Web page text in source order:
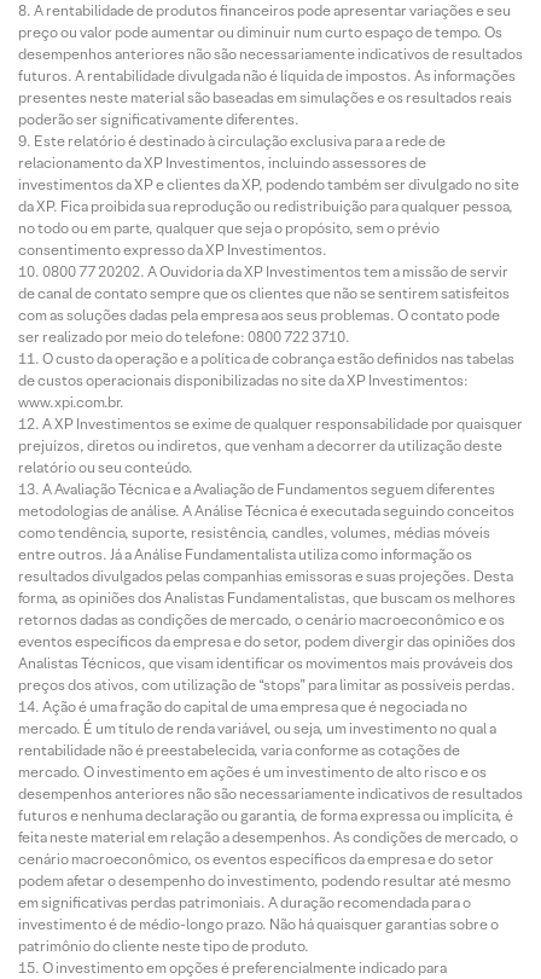
A rentabilidade de produtos financeiros pode apresentar variações e seu
preço ou valor pode aumentar ou diminuir num curto espaço de tempo. Os
desempenhos anteriores não são necessariamente indicativos de resultados
futuros. A rentabilidade divulgada não é líquida de impostos. As informações
presentes neste material são baseadas em simulações e os resultados reais
poderão ser significativamente diferentes.
Este relatório é destinado à circulação exclusiva para a rede de
relacionamento da XP Investimentos, incluindo assessores de
investimentos da XP e clientes da XP, podendo também ser divulgado no site
da XP. Fica proibida sua reprodução ou redistribuição para qualquer pessoa,
no todo ou em parte, qualquer que seja o propósito, sem o prévio
consentimento expresso da XP Investimentos.
0800 77 20202. A Ouvidoria da XP Investimentos tem a missão de servir
de canal de contato sempre que os clientes que não se sentirem satisfeitos
com as soluções dadas pela empresa aos seus problemas. O contato pode
ser realizado por meio do telefone: 0800 722 3710.
O custo da operação e a política de cobrança estão definidos nas tabelas
de custos operacionais disponibilizadas no site da XP Investimentos:
www.xpi.com.br.
A XP Investimentos se exime de qualquer responsabilidade por quaisquer
prejuízos, diretos ou indiretos, que venham a decorrer da utilização deste
relatório ou seu conteúdo.
A Avaliação Técnica e a Avaliação de Fundamentos seguem diferentes
metodologias de análise. A Análise Técnica é executada seguindo conceitos
como tendência, suporte, resistência, candles, volumes, médias móveis
entre outros. Já a Análise Fundamentalista utiliza como informação os
resultados divulgados pelas companhias emissoras e suas projeções. Desta
forma, as opiniões dos Analistas Fundamentalistas, que buscam os melhores
retornos dadas as condições de mercado, o cenário macroeconômico e os
eventos específicos da empresa e do setor, podem divergir das opiniões dos
Analistas Técnicos, que visam identificar os movimentos mais prováveis dos
preços dos ativos, com utilização de “stops” para limitar as possíveis perdas.
Ação é uma fração do capital de uma empresa que é negociada no
mercado. É um título de renda variável, ou seja, um investimento no qual a
rentabilidade não é preestabelecida, varia conforme as cotações de
mercado. O investimento em ações é um investimento de alto risco e os
desempenhos anteriores não são necessariamente indicativos de resultados
futuros e nenhuma declaração ou garantia, de forma expressa ou implícita, é
feita neste material em relação a desempenhos. As condições de mercado, o
cenário macroeconômico, os eventos específicos da empresa e do setor
podem afetar o desempenho do investimento, podendo resultar até mesmo
em significativas perdas patrimoniais. A duração recomendada para o
investimento é de médio-longo prazo. Não há quaisquer garantias sobre o
patrimônio do cliente neste tipo de produto.
O investimento em opções é preferencialmente indicado para